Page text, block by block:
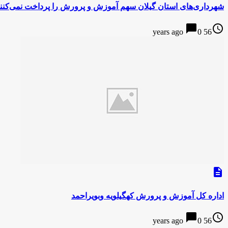
شهرداری‌های استان گیلان سهم آموزش و پرورش را پرداخت
access_time
56 years ago
chat_bubble0
description
اداره کل آموزش و پرورش کهگیلویه وبویراحمد
access_time
56 years ago
chat_bubble0